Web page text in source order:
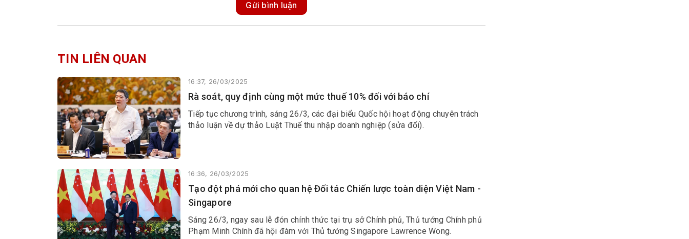
Gửi bình luận
TIN LIÊN QUAN
16:37, 26/03/2025
Rà soát, quy định cùng một mức thuế 10% đối với báo chí
Tiếp tục chương trình, sáng 26/3, các đại biểu Quốc hội hoạt động chuyên trách
thảo luận về dự thảo Luật Thuế thu nhập doanh nghiệp (sửa đổi).
16:36, 26/03/2025
Tạo đột phá mới cho quan hệ Đối tác Chiến lược toàn diện Việt Nam -
Singapore
Sáng 26/3, ngay sau lễ đón chính thức tại trụ sở Chính phủ, Thủ tướng Chính phủ
Phạm Minh Chính đã hội đàm với Thủ tướng Singapore Lawrence Wong.